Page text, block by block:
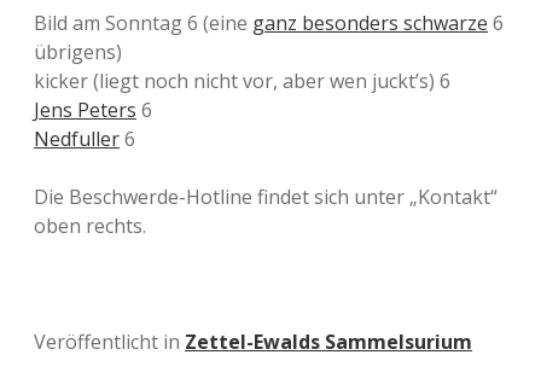
Bild am Sonntag 6 (eine ganz besonders schwarze 6
übrigens)
kicker (liegt noch nicht vor, aber wen juckt’s) 6
Jens Peters 6
Nedfuller6
Die Beschwerde-Hotline findet sich unter „Kontakt“
oben rechts.
Veröffentlicht in Zettel-Ewalds Sammelsurium